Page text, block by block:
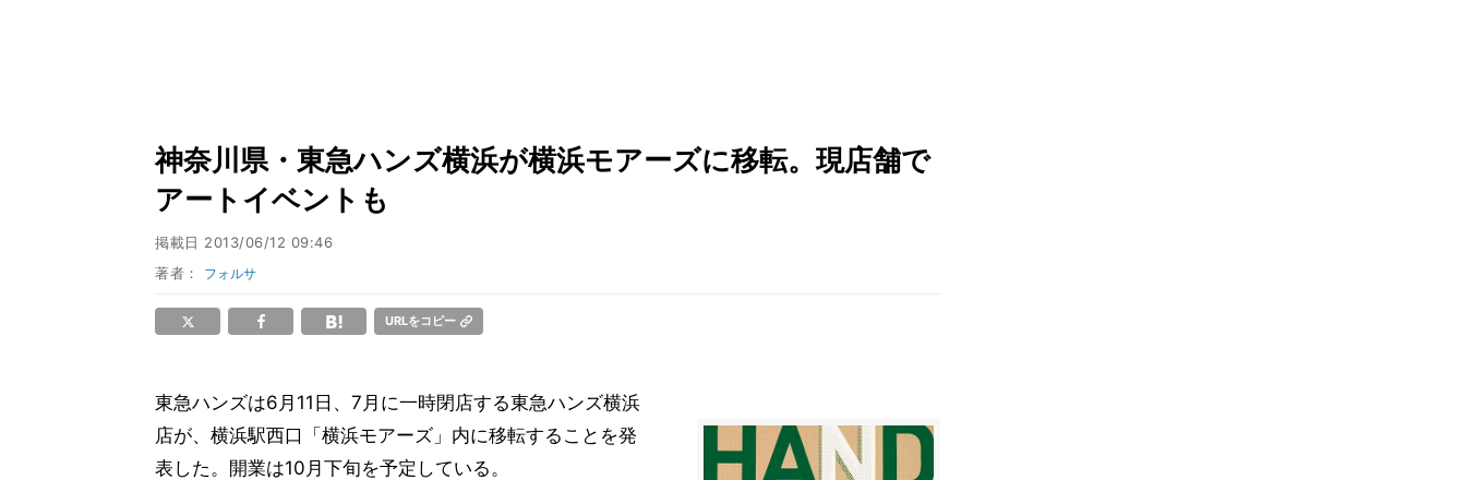
神奈川県・東急ハンズ横浜が横浜モアーズに移転。現店舗で
アートイベントも
掲載日 2013/06/12 09:46
著者： フォルサ
URLをコピー
東急ハンズは6月11日、7月に一時閉店する東急ハンズ横浜
店が、横浜駅西口「横浜モアーズ」内に移転することを発
表した。開業は10月下旬を予定している。